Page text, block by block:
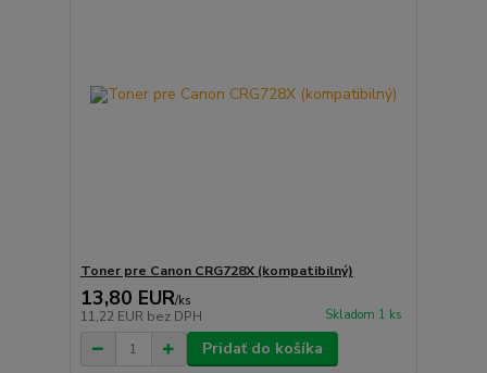
Toner pre Canon CRG728X (kompatibilný)
13,80 EUR/ks
11,22 EUR bez DPH Skladom 1 ks
Pridať do košíka